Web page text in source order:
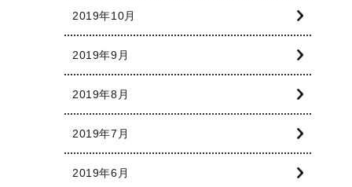
2019年10月
2019年9月
2019年8月
2019年7月
2019年6月